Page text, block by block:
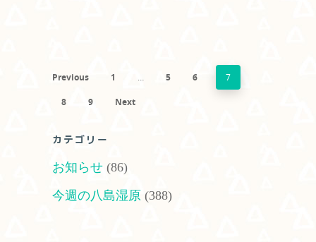
Previous 1 … 5 6 7
8 9 Next
カテゴリー
お知らせ (86)
今週の八島湿原 (388)